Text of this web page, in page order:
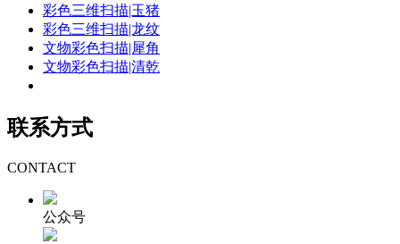
彩色三维扫描|玉猪
彩色三维扫描|龙纹
文物彩色扫描|犀角
文物彩色扫描|清乾
联系方式
CONTACT
公众号